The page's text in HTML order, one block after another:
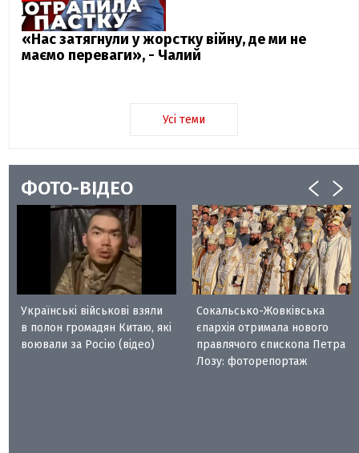
«Нас затягнули у жорстку війну, де ми не
маємо переваги», - Чалий
Усі теми
ФОТО-ВІДЕО
Українські військові взяли
в полон громадян Китаю, які
воювали за Росію (відео)
Сокальсько-Жовківська
єпархія отримала нового
правлячого єпископа Петра
Лозу: фоторепортаж